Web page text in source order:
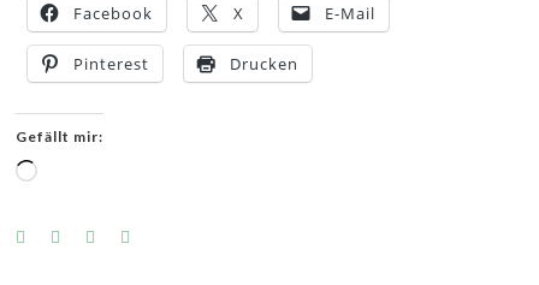
Facebook X E-Mail
Pinterest Drucken
Gefällt mir:
Wird